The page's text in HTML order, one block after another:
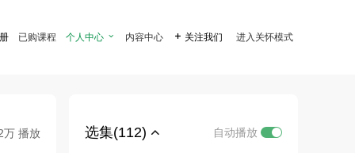
已购课程 个人中心  内容中心  关注我们 进入关怀模式
万 播放 选集(112) 自动播放